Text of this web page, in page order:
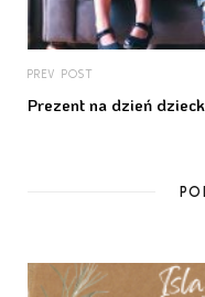
PREV POST
Prezent na dzień